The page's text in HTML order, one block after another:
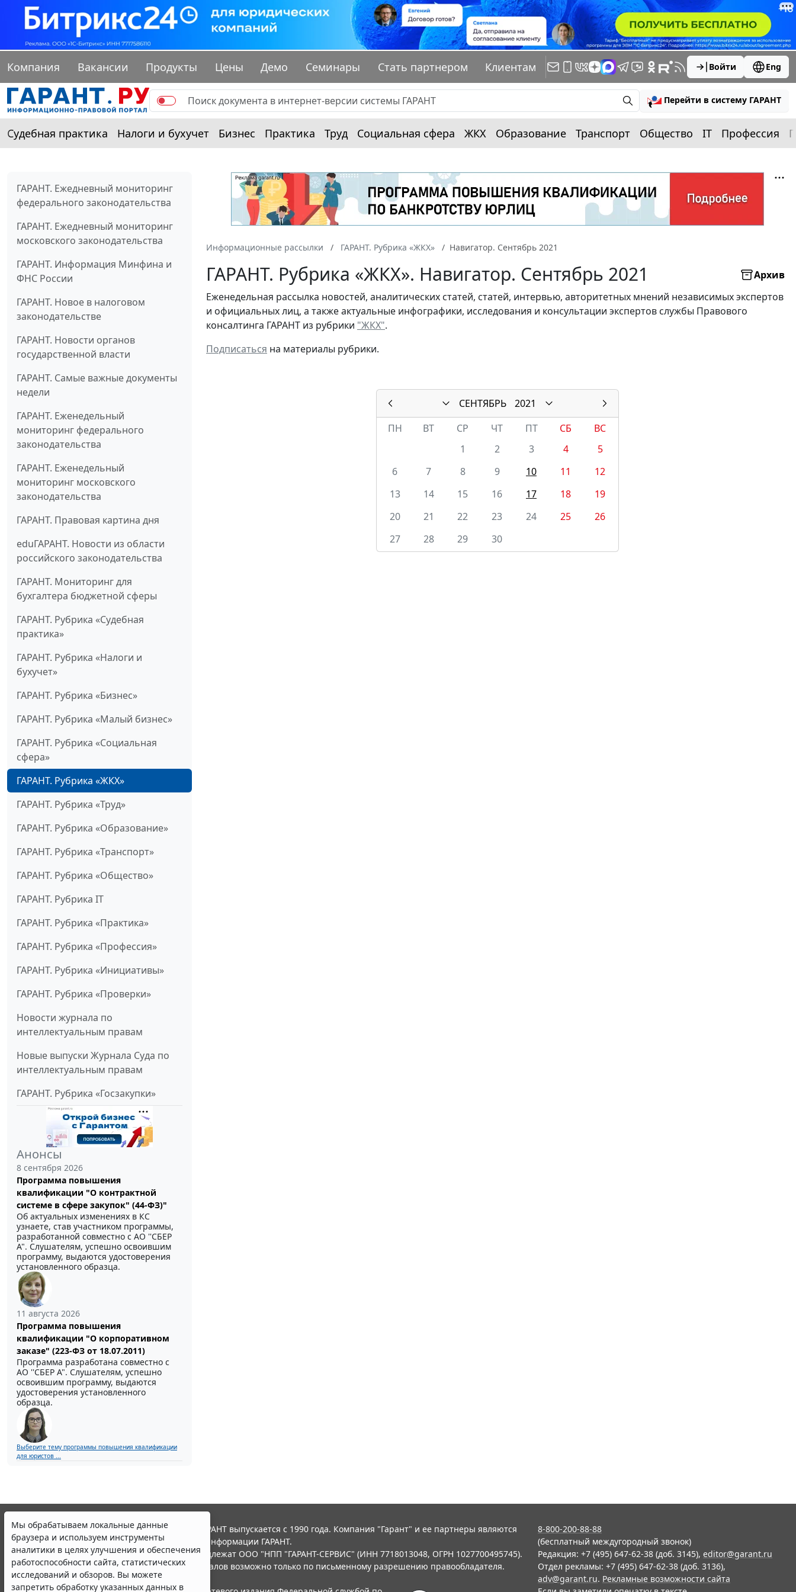
Компания Вакансии Продукты Цены Демо Семинары Стать партнером Клиентам Войти Eng
Перейти в систему ГАРАНТ
Судебная практика Налоги и бухучет Бизнес Практика Труд Социальная сфера ЖКХ Образование Транспорт Общество IT Профессия
ГАРАНТ. Ежедневный мониторинг
федерального законодательства
ГАРАНТ. Ежедневный мониторинг
московского законодательства
ГАРАНТ. Информация Минфина и
ФНС России
ГАРАНТ. Новое в налоговом
законодательстве
ГАРАНТ. Новости органов
государственной власти
ГАРАНТ. Самые важные документы
недели
ГАРАНТ. Еженедельный
мониторинг федерального
законодательства
ГАРАНТ. Еженедельный
мониторинг московского
законодательства
ГАРАНТ. Правовая картина дня
eduГАРАНТ. Новости из области
российского законодательства
ГАРАНТ. Мониторинг для
бухгалтера бюджетной сферы
ГАРАНТ. Рубрика «Судебная
практика»
ГАРАНТ. Рубрика «Налоги и
бухучет»
ГАРАНТ. Рубрика «Бизнес»
ГАРАНТ. Рубрика «Малый бизнес»
ГАРАНТ. Рубрика «Социальная
сфера»
ГАРАНТ. Рубрика «ЖКХ»
ГАРАНТ. Рубрика «Труд»
ГАРАНТ. Рубрика «Образование»
ГАРАНТ. Рубрика «Транспорт»
ГАРАНТ. Рубрика «Общество»
ГАРАНТ. Рубрика IT
ГАРАНТ. Рубрика «Практика»
ГАРАНТ. Рубрика «Профессия»
ГАРАНТ. Рубрика «Инициативы»
ГАРАНТ. Рубрика «Проверки»
Новости журнала по
интеллектуальным правам
Новые выпуски Журнала Суда по
интеллектуальным правам
ГАРАНТ. Рубрика «Госзакупки»
Анонсы
8 сентября 2026
Программа повышения
квалификации "О контрактной
системе в сфере закупок" (44-ФЗ)"
Об актуальных изменениях в КС
узнаете, став участником программы,
разработанной совместно с АО ''СБЕР
А". Слушателям, успешно освоившим
программу, выдаются удостоверения
установленного образца.
11 августа 2026
Программа повышения
квалификации "О корпоративном
заказе" (223-ФЗ от 18.07.2011)
Программа разработана совместно с
АО ''СБЕР А". Слушателям, успешно
освоившим программу, выдаются
удостоверения установленного
образца.
Выберите тему программы повышения квалификации
для юристов ...
Информационные рассылки ГАРАНТ. Рубрика «ЖКХ» Навигатор. Сентябрь 2021
ГАРАНТ. Рубрика «ЖКХ». Навигатор. Сентябрь 2021
Архив
Еженедельная рассылка новостей, аналитических статей, статей, интервью, авторитетных мнений независимых экспертов
и официальных лиц, а также актуальные инфографики, исследования и консультации экспертов службы Правового
консалтинга ГАРАНТ из рубрики "ЖКХ".
Подписаться на материалы рубрики.
СЕНТЯБРЬ
2021
ПН
ВТ СР ЧТ ПТ СБ
ВС
1
2 3 4
5
6
7 8 9 10 11
12
13
14 15 16 17 18
19
20
21 22 23 24 25
26
27
28 29 30
Мы обрабатываем локальные данные
браузера и используем инструменты
аналитики в целях улучшения и обеспечения
работоспособности сайта, статистических
исследований и обзоров. Вы можете
запретить обработку указанных данных в
© ООО "НПП "ГАРАНТ-СЕРВИС", 2026. Система ГАРАНТ выпускается с 1990 года. Компания "Гарант" и ее партнеры являются
участниками Российской ассоциации правовой информации ГАРАНТ.
Все права на материалы сайта ГАРАНТ.РУ принадлежат ООО "НПП "ГАРАНТ-СЕРВИС" (ИНН 7718013048, ОГРН 1027700495745).
Полное или частичное воспроизведение материалов возможно только по письменному разрешению правообладателя.
Правила использования портала.
8-800-200-88-88
(бесплатный междугородный звонок)
Редакция: +7 (495) 647-62-38 (доб. 3145), editor@garant.ru
Отдел рекламы: +7 (495) 647-62-38 (доб. 3136),
adv@garant.ru. Рекламные возможности сайта